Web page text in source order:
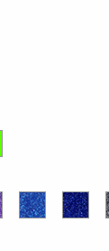
Fluo
Viola
Glitter
Blu
Zaffiro
Blu